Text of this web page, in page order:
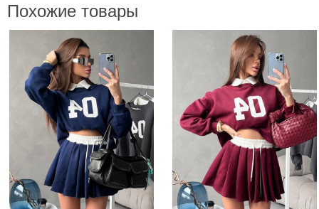
Похожие товары